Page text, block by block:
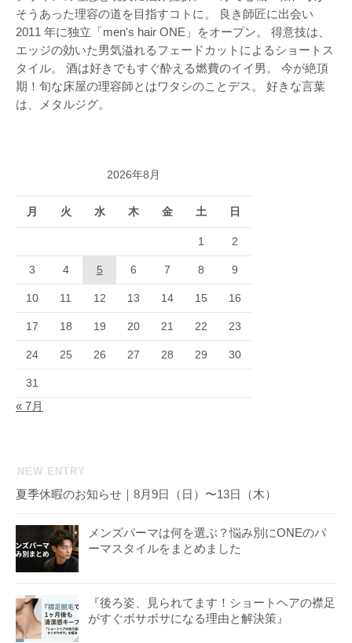
そうあった理容の道を目指すコトに。 良き師匠に出会い
2011 年に独立「men's hair ONE」をオープン。 得意技は、
エッジの効いた男気溢れるフェードカットによるショートス
タイル。 酒は好きでもすぐ酔える燃費のイイ男。 今が絶頂
期！旬な床屋の理容師とはワタシのことデス。 好きな言葉
は、メタルジグ。
2026年8月
月 火 水 木 金 土 日
1 2
3 4 5 6 7 8 9
10 11 12 13 14 15 16
17 18 19 20 21 22 23
24 25 26 27 28 29 30
31
« 7月
NEW ENTRY
夏季休暇のお知らせ｜8月9日（日）〜13日（木）
メンズパーマは何を選ぶ？悩み別にONEのパ
ーマスタイルをまとめました
『後ろ姿、見られてます！ショートヘアの襟足
がすぐボサボサになる理由と解決策』